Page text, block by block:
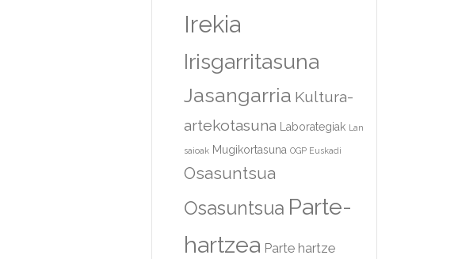
Irekia
Irisgarritasuna
Jasangarria Kultura-
artekotasuna
Laborategiak Lan
saioak Mugikortasuna OGP Euskadi
Osasuntsua
Osasuntsua Parte-
hartzea Parte hartze